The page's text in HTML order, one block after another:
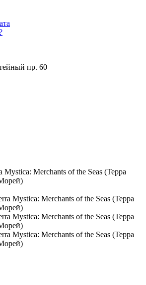
пр. 60
Mystica: Merchants of the Seas (Терра